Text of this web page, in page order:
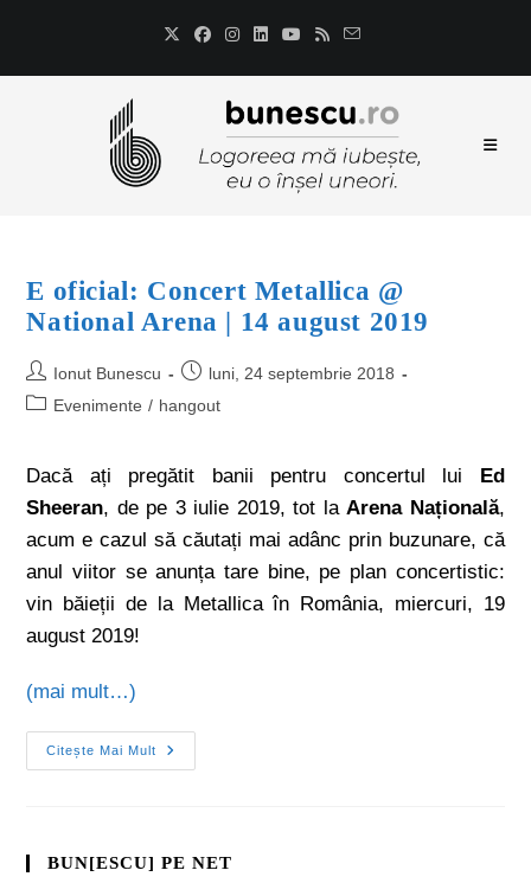
E oficial: Concert Metallica @
National Arena | 14 august 2019
Ionut Bunescu
luni, 24 septembrie 2018
Evenimente / hangout
Dacă ați pregătit banii pentru concertul lui Ed
Sheeran, de pe 3 iulie 2019, tot laArena Națională,
acum e cazul să căutați mai adânc prin buzunare, că
anul viitor se anunța tare bine, pe plan concertistic:
vin băieții de la Metallica în România, miercuri, 19
august 2019!
(mai mult…)
Citește Mai Mult
BUN[ESCU] PE NET